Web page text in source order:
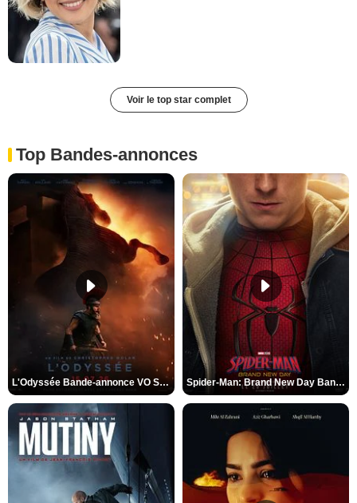
Voir le top star complet
Top Bandes-annonces
L'Odyssée Bande-annonce VO STFR Spider-Man: Brand New Day Bande-annonce VO STFR